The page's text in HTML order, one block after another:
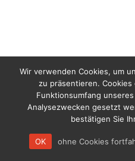
Wir verwenden Cookies, um
zu präsentieren.
Funktionsumfang
Analysezwecken gesetzt
bestätigen Sie
OK ohne Cookies